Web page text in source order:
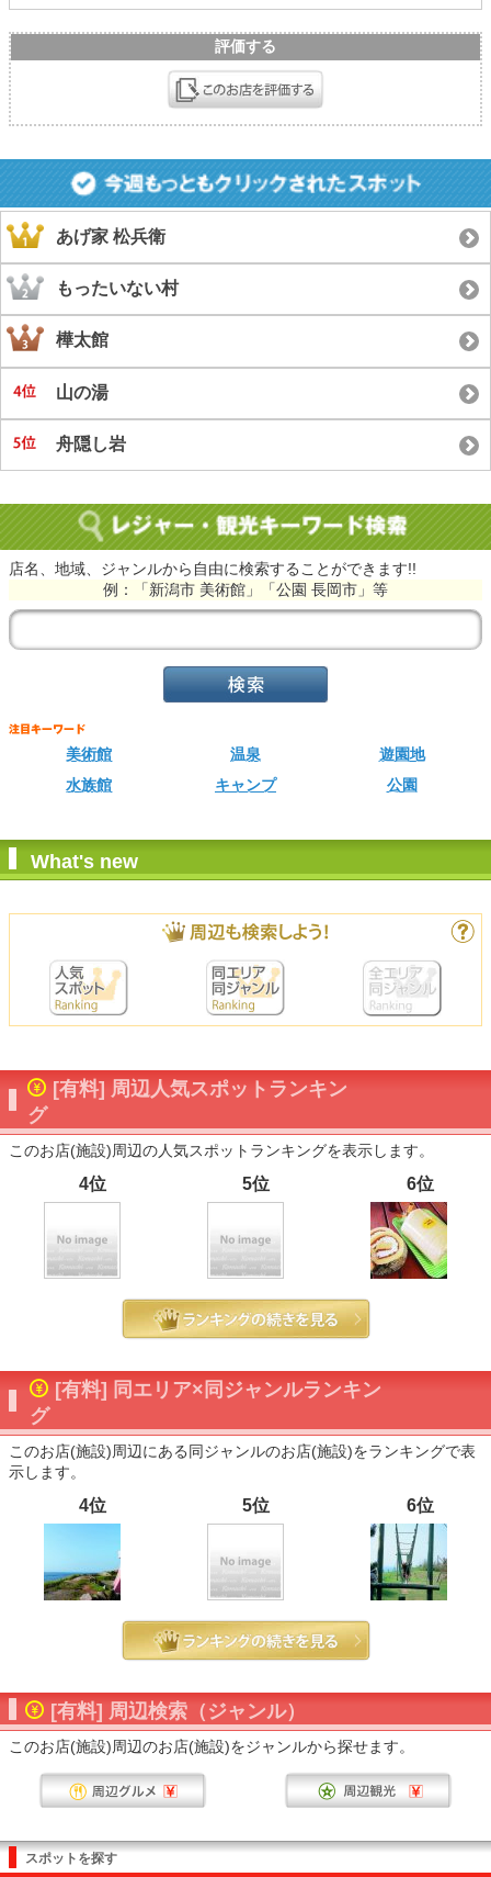
評価する
あげ家 松兵衛
もったいない村
樺太館
山の湯
舟隠し岩
店名、地域、ジャンルから自由に検索することができます!!
例：「新潟市 美術館」「公園 長岡市」等
美術館 温泉
遊園地
水族館
キャンプ 公園
What's new
[有料] 周辺人気スポットランキン
グ
このお店(施設)周辺の人気スポットランキングを表示します。
4位 5位 6位
[有料] 同エリア×同ジャンルランキン
グ
このお店(施設)周辺にある同ジャンルのお店(施設)をランキングで表
示します。
4位 5位 6位
[有料] 周辺検索（ジャンル）
このお店(施設)周辺のお店(施設)をジャンルから探せます。
スポットを探す